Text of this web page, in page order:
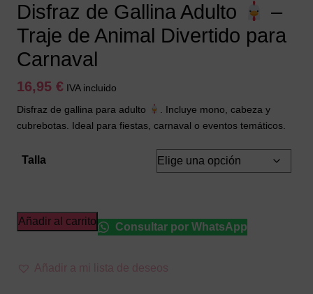
Disfraz de Gallina Adulto
–
Traje de Animal Divertido para
Carnaval
16,95 € IVA incluido
Disfraz de gallina para adulto
. Incluye mono, cabeza y
cubrebotas. Ideal para fiestas, carnaval o eventos temáticos.
Talla
Disfraz
Adulto
Añadir al carrito Consultar por WhatsApp
Añadir a mi lista de deseos